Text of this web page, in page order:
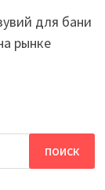
для бани
рынке